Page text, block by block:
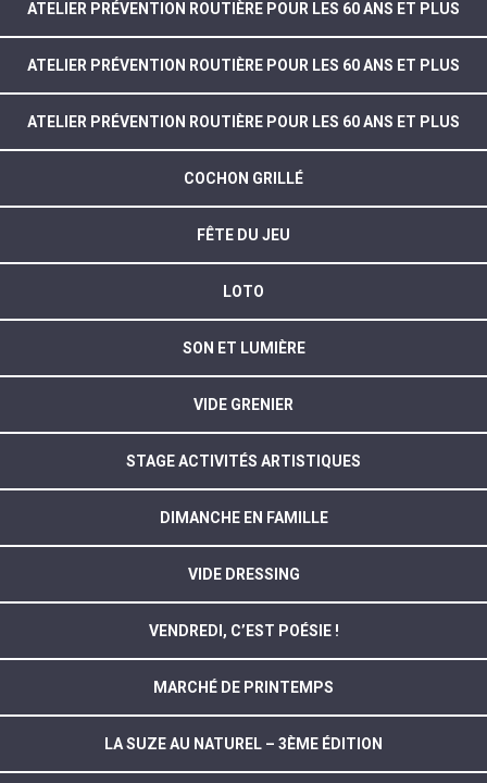
ATELIER PRÉVENTION ROUTIÈRE POUR LES 60 ANS ET PLUS
ATELIER PRÉVENTION ROUTIÈRE POUR LES 60 ANS ET PLUS
ATELIER PRÉVENTION ROUTIÈRE POUR LES 60 ANS ET PLUS
COCHON GRILLÉ
FÊTE DU JEU
LOTO
SON ET LUMIÈRE
VIDE GRENIER
STAGE ACTIVITÉS ARTISTIQUES
DIMANCHE EN FAMILLE
VIDE DRESSING
VENDREDI, C’EST POÉSIE !
MARCHÉ DE PRINTEMPS
LA SUZE AU NATUREL – 3ÈME ÉDITION